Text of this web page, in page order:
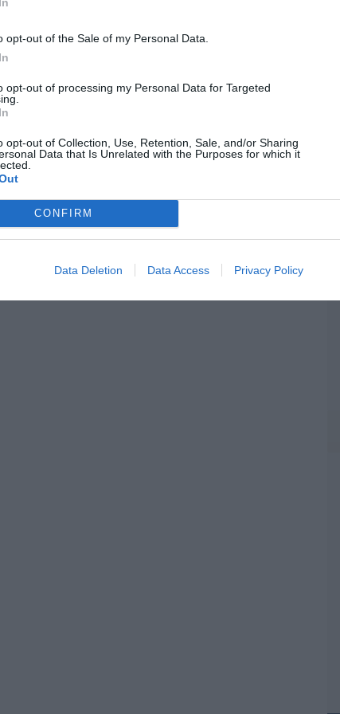
opt-out of the Sale of my Personal Data.
opt-out of processing my Personal Data for Targeted
opt-out of Collection, Use, Retention, Sale, and/or Sharing
Data that Is Unrelated with the Purposes for which it
CONFIRM
Data Deletion Data Access Privacy Policy
08/26 12:03
cordura. Reino Unido obligará a que los
sean utilizados en función del